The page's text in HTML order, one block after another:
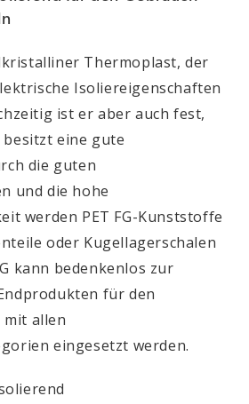
Thermoplast, der
Isoliereigenschaften
ist er aber auch fest,
eine gute
die guten
und die hohe
werden PET FG-Kunststoffe
oder Kugellagerschalen
kann bedenkenlos zur
für den
allen
eingesetzt werden.